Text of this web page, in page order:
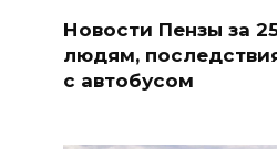
Новости Пензы за
людям,
с автобусом